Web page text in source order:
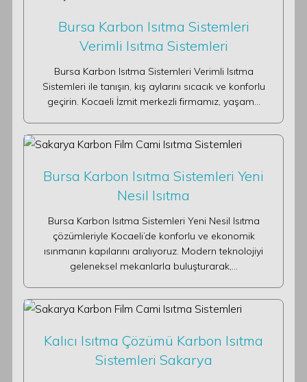
Bursa Karbon Isıtma Sistemleri
Verimli Isıtma Sistemleri
Bursa Karbon Isıtma Sistemleri Verimli Isıtma
Sistemleri ile tanışın, kış aylarını sıcacık ve konforlu
geçirin. Kocaeli İzmit merkezli firmamız, yaşam…
Bursa Karbon Isıtma Sistemleri Yeni
Nesil Isıtma
Bursa Karbon Isıtma Sistemleri Yeni Nesil Isıtma
çözümleriyle Kocaeli’de konforlu ve ekonomik
ısınmanın kapılarını aralıyoruz. Modern teknolojiyi
geleneksel mekanlarla buluşturarak,…
Kalıcı Isıtma Çözümü Karbon Isıtma
Sistemleri Sakarya